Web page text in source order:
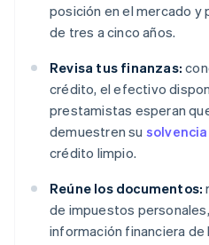
posición en el mercado
de tres a cinco años.
Revisa tus finanzas:
crédito, el efectivo
prestamistas esperan
demuestren su solvencia
crédito limpio.
Reúne los documentos:
de impuestos
información financiera